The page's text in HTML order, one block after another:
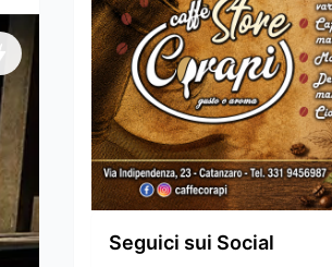
Seguici sui Social